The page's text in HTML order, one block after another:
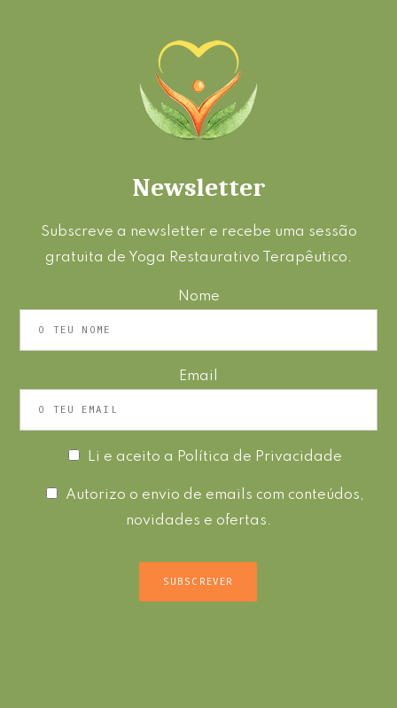
Newsletter
Subscreve a newsletter e recebe uma sessão
gratuita de Yoga Restaurativo Terapêutico.
Nome
Email
Li e aceito a Política de Privacidade
Autorizo o envio de emails com conteúdos,
novidades e ofertas.